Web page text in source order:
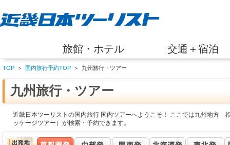
旅館・ホテル 交通＋宿泊
TOP ＞ 国内旅行予約TOP ＞ 九州旅行・ツアー
九州旅行・ツアー
近畿日本ツーリストの国内旅行 国内ツアーへようこそ！ ここでは九州地方
ッケージツアー）が検索・予約できます。